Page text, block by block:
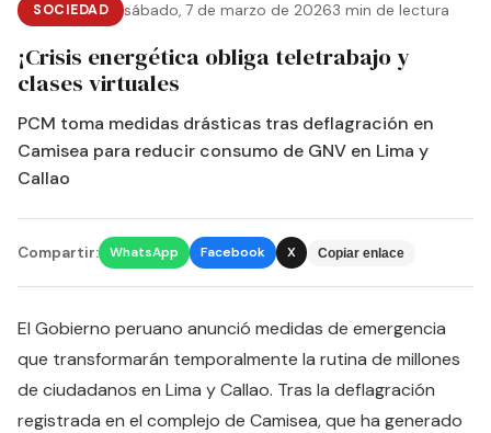
SOCIEDAD sábado, 7 de marzo de 20263 min de lectura
¡Crisis energética obliga teletrabajo y
clases virtuales
PCM toma medidas drásticas tras deflagración en
Camisea para reducir consumo de GNV en Lima y
Callao
Compartir: WhatsApp Facebook X Copiar enlace
El Gobierno peruano anunció medidas de emergencia
que transformarán temporalmente la rutina de millones
de ciudadanos en Lima y Callao. Tras la deflagración
registrada en el complejo de Camisea, que ha generado